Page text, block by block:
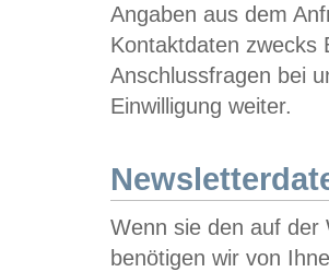
Angaben aus dem
Kontaktdaten zwecks
Anschlussfragen bei
Einwilligung weiter.
Wenn sie den auf der
benötigen wir von